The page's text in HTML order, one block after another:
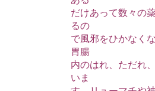
だけあって数々の
るの
で風邪をひかなく
胃腸
内のはれ、ただれ
いま